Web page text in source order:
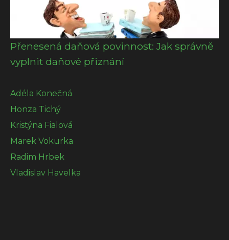
Přenesená daňová povinnost: Jak správně
vyplnit daňové přiznání
Adéla Konečná
Honza Tichý
Kristýna Fialová
Marek Vokurka
Radim Hrbek
Vladislav Havelka